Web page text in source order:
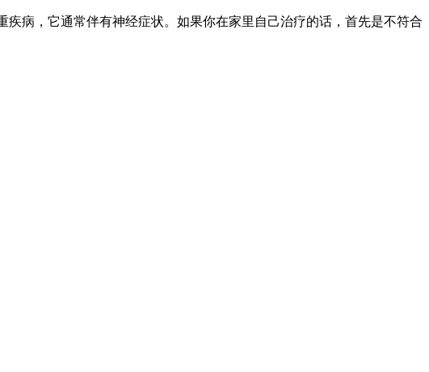
病，它通常伴有神经症状。如果你在家里自己治疗的话，首先是不符合